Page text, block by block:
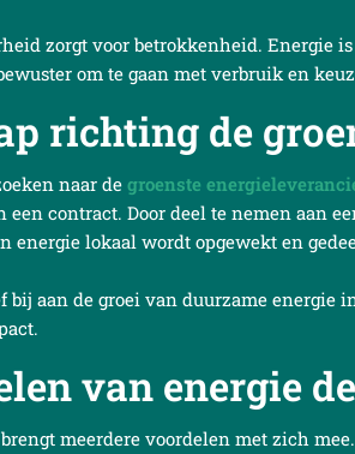
zorgt voor betrokkenheid. Energie
om te gaan met verbruik en
richting de
naar de groenste
een contract. Door deel te nemen aan
energie lokaal wordt opgewekt en
bij aan de groei van duurzame energie
van energie
meerdere voordelen met zich